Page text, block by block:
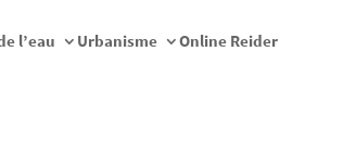
l’eau Urbanisme Online Reider